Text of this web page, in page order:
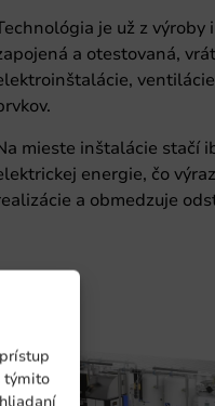
týmito
je už z výroby
a otestovaná,
mieste inštalácie stačí
energie, čo
a obmedzuje